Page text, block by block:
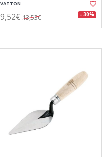
VATTON
9,52€ 13,53€ - 30%